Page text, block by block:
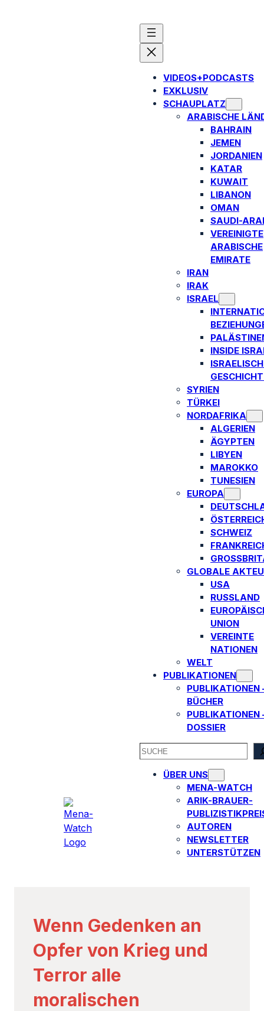
VIDEOS+PODCASTS
EXKLUSIV
SCHAUPLATZ
ARABISCHE
BAHRAIN
JEMEN
JORDANIEN
KATAR
KUWAIT
LIBANON
OMAN
SAUDI-
VEREINIGTE
ARABISCHE
EMIRATE
IRAN
IRAK
ISRAEL
INSIDE
SYRIEN
TÜRKEI
NORDAFRIKA
ALGERIEN
ÄGYPTEN
LIBYEN
MAROKKO
TUNESIEN
EUROPA
SCHWEIZ
GLOBALE
USA
RUSSLAND
UNION
VEREINTE
NATIONEN
WELT
PUBLIKATIONEN
PUBLIKATIONEN
BÜCHER
PUBLIKATIONEN
DOSSIER
SEARCH
ÜBER UNS
MENA-WATCH
ARIK-BRAUER-
AUTOREN​
NEWSLETTER
UNTERSTÜTZEN
Wenn Gedenken an
Opfer von Krieg und
Terror alle
moralischen